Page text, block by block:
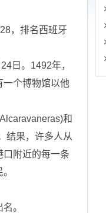
，排名西班牙
日。1492年，
一个博物馆以他
和
结果，许多人从
附近的每一条
。